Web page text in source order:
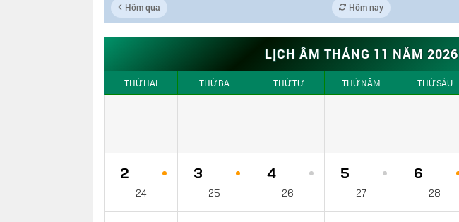
Hôm qua Hôm nay
LỊCH ÂM THÁNG 11 NĂM 2026
THỨ HAI THỨ BA THỨ TƯ THỨ NĂM THỨ SÁU
2
24
3
25
4
26
5
27
6
28